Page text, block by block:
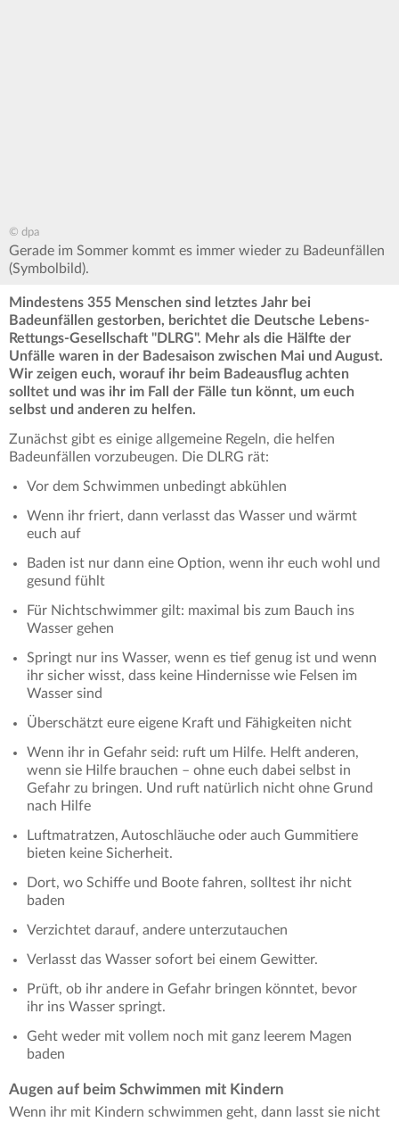
© dpa
Gerade im Sommer kommt es immer wieder zu Badeunfällen
(Symbolbild).
Mindestens 355 Menschen sind letztes Jahr bei
Badeunfällen gestorben, berichtet die Deutsche Lebens-
Rettungs-Gesellschaft "DLRG". Mehr als die Hälfte der
Unfälle waren in der Badesaison zwischen Mai und August.
Wir zeigen euch, worauf ihr beim Badeausflug achten
solltet und was ihr im Fall der Fälle tun könnt, um euch
selbst und anderen zu helfen.
Zunächst gibt es einige allgemeine Regeln, die helfen
Badeunfällen vorzubeugen. Die DLRG rät:
Vor dem Schwimmen unbedingt abkühlen
Wenn ihr friert, dann verlasst das Wasser und wärmt
euch auf
Baden ist nur dann eine Option, wenn ihr euch wohl und
gesund fühlt
Für Nichtschwimmer gilt: maximal bis zum Bauch ins
Wasser gehen
Springt nur ins Wasser, wenn es tief genug ist und wenn
ihr sicher wisst, dass keine Hindernisse wie Felsen im
Wasser sind
Überschätzt eure eigene Kraft und Fähigkeiten nicht
Wenn ihr in Gefahr seid: ruft um Hilfe. Helft anderen,
wenn sie Hilfe brauchen – ohne euch dabei selbst in
Gefahr zu bringen. Und ruft natürlich nicht ohne Grund
nach Hilfe
Luftmatratzen, Autoschläuche oder auch Gummitiere
bieten keine Sicherheit.
Dort, wo Schiffe und Boote fahren, solltest ihr nicht
baden
Verzichtet darauf, andere unterzutauchen
Verlasst das Wasser sofort bei einem Gewitter.
Prüft, ob ihr andere in Gefahr bringen könntet, bevor
ihr ins Wasser springt.
Geht weder mit vollem noch mit ganz leerem Magen
baden
Augen auf beim Schwimmen mit Kindern
Wenn ihr mit Kindern schwimmen geht, dann lasst sie nicht